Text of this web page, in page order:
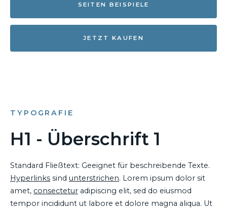
SEITEN BEISPIELE
JETZT KAUFEN
TYPOGRAFIE
H1 - Überschrift 1
Standard Fließtext: Geeignet für beschreibende Texte.
Hyperlinks sind unterstrichen. Lorem ipsum dolor sit
amet, consectetur adipiscing elit, sed do eiusmod
tempor incididunt ut labore et dolore magna aliqua. Ut